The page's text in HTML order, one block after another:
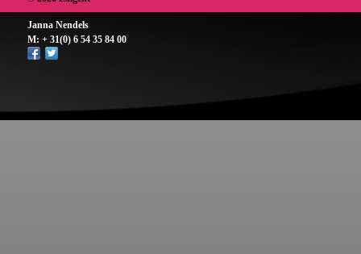
Janna Nendels
M: + 31(0) 6 54 35 84 00